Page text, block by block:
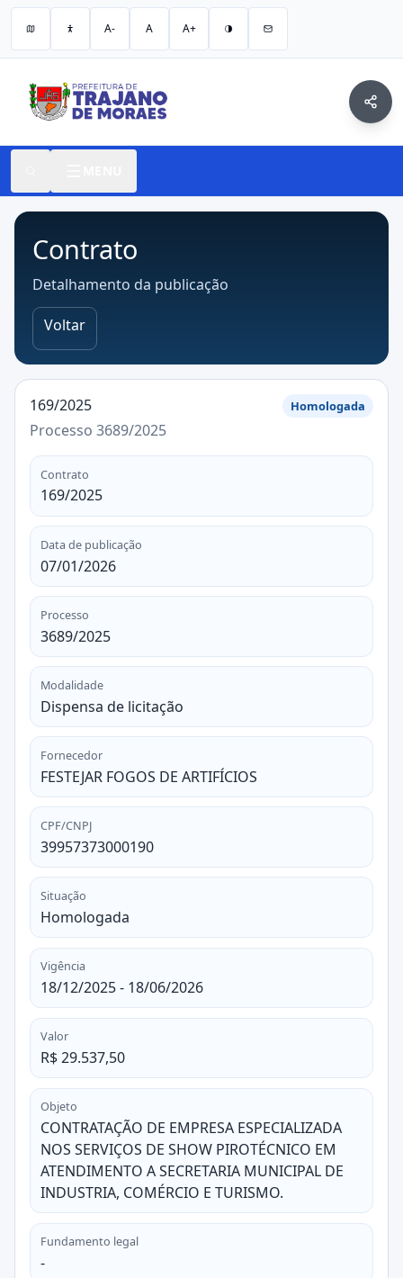
A- A A+
Contrato
Detalhamento da publicação
Voltar
169/2025
Processo 3689/2025
Homologada
Contrato
169/2025
Data de publicação
07/01/2026
Processo
3689/2025
Modalidade
Dispensa de licitação
Fornecedor
FESTEJAR FOGOS DE ARTIFÍCIOS
CPF/CNPJ
39957373000190
Situação
Homologada
Vigência
18/12/2025 - 18/06/2026
Valor
R$ 29.537,50
Objeto
CONTRATAÇÃO DE EMPRESA ESPECIALIZADA
NOS SERVIÇOS DE SHOW PIROTÉCNICO EM
ATENDIMENTO A SECRETARIA MUNICIPAL DE
INDUSTRIA, COMÉRCIO E TURISMO.
Fundamento legal
-